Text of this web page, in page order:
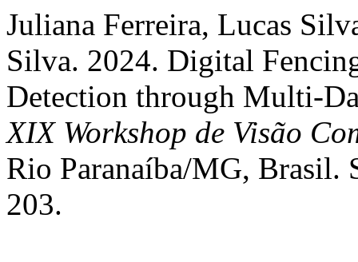
Juliana Ferreira, Lucas
Silva. 2024. Digital
Detection through Multi-
XIX Workshop de Visão
Rio Paranaíba/MG, Brasil.
203.